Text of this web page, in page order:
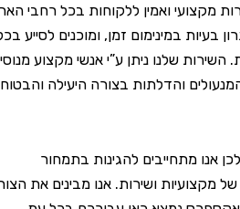
ואמין ללקוחות בכל רחבי הארץ.
במינימום זמן, ומוכנים לסייע בכל
שלנו ניתן ע”י אנשי מקצוע מנוסים
והדלתות בצורה היעילה והבטוחה
מתחייבים להגינות בתמחור
ושירות. אנו מבינים את הצורך